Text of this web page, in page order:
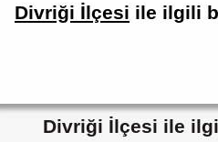
Divriği İlçesi ile ilgili
Divriği İlçesi ile